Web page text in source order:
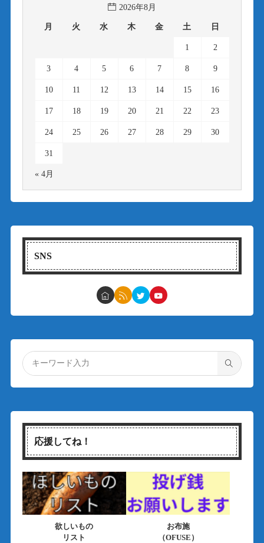
2026年8月
月 火 水 木 金 土 日
1 2
3 4 5 6 7 8 9
10 11 12 13 14 15 16
17 18 19 20 21 22 23
24 25 26 27 28 29 30
31
« 4月
SNS
応援してね！
欲しいもの
リスト
お布施
（OFUSE）